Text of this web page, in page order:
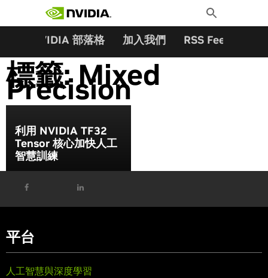
Toggle
Search
NVIDIA 部落格 加入我們 RSS Feeds
標籤:Mixed
Precision
利用 NVIDIA TF32
Tensor 核心加快人工
智慧訓練
平台
人工智慧與深度學習